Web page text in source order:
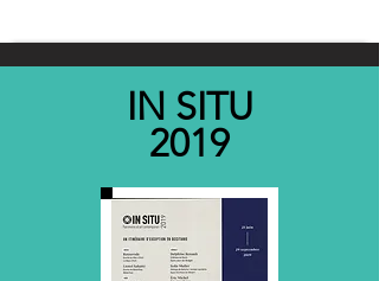
IN SITU
2019